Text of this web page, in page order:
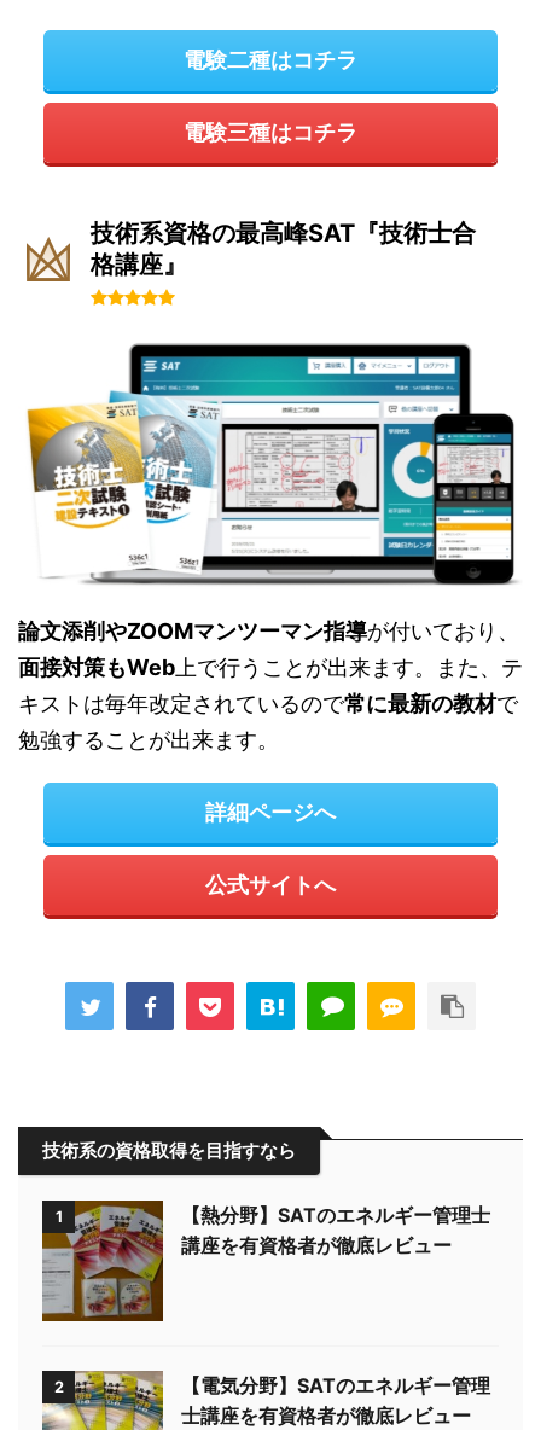
電験二種はコチラ
電験三種はコチラ
技術系資格の最高峰SAT『技術士合
格講座』
論文添削やZOOMマンツーマン指導が付いており、
面接対策もWeb 上で行うことが出来ます。また、テ
キストは毎年改定されているので常に最新の教材で
勉強することが出来ます。
詳細ページへ
公式サイトへ
技術系の資格取得を目指すなら
1
【熱分野】SATのエネルギー管理士
講座を有資格者が徹底レビュー
2
【電気分野】SATのエネルギー管理
士講座を有資格者が徹底レビュー